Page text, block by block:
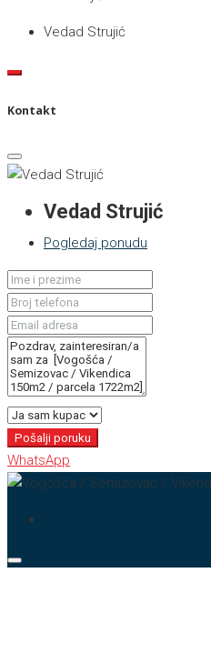
Vedad Strujić
Kontakt
Vedad Strujić
Pogledaj ponudu
Pošalji poruku
WhatsApp